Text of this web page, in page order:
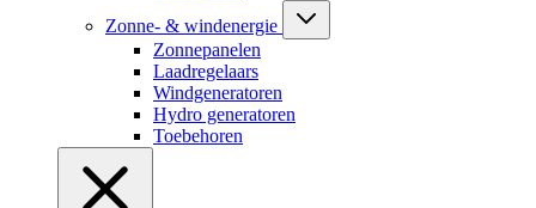
Zonne- & windenergie
Zonnepanelen
Laadregelaars
Windgeneratoren
Hydro generatoren
Toebehoren